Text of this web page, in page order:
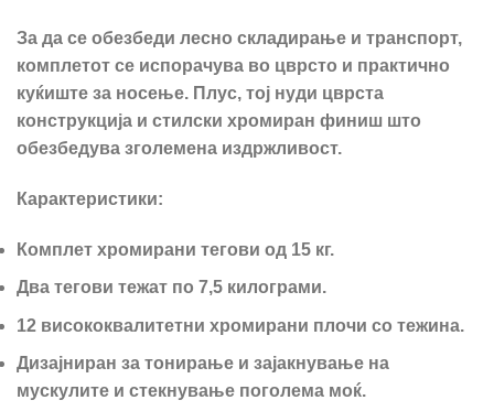
За да се обезбеди лесно складирање и транспорт,
комплетот се испорачува во цврсто и практично
куќиште за носење. Плус, тој нуди цврста
конструкција и стилски хромиран финиш што
обезбедува зголемена издржливост.
Карактеристики:
Комплет хромирани тегови од 15 кг.
Два тегови тежат по 7,5 килограми.
12 висококвалитетни хромирани плочи со тежина.
Дизајниран за тонирање и зајакнување на
мускулите и стекнување поголема моќ.